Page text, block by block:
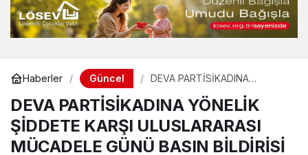
Haberler Güncel
DEVA PARTİSİKADINA
ULUSLARARASI MÜCADELE
GÜNÜ BASIN BİLDİRİSİ
DEVA PARTİSİKADINA YÖNELİK
ŞİDDETE KARŞI ULUSLARARASI
MÜCADELE GÜNÜ BASIN BİLDİRİSİ